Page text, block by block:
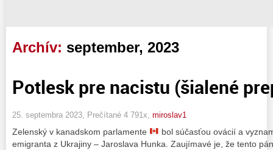
Archív: september, 2023
Potlesk pre nacistu (šialené
25. septembra 2023, Prečítané 4 791x, miroslav1
Zelenský v kanadskom parlamente
bol súčasťou ovácií a
emigranta z Ukrajiny – Jaroslava Hunka. Zaujímavé je, že tento